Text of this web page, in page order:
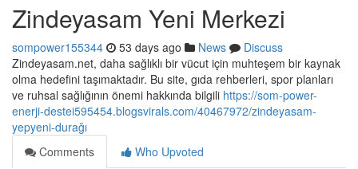
Zindeyasam Yeni Merkezi
sompower155344 53 days ago News
Discuss
Zindeyasam.net, daha sağlıklı bir vücut için muhteşem bir kaynak
olma hedefini taşımaktadır. Bu site, gıda rehberleri, spor planları
ve ruhsal sağlığının önemi hakkında bilgili https://som-power-
enerji-destei595454.blogsvirals.com/40467972/zindeyasam-
yepyeni-durağı
Comments
Who Upvoted